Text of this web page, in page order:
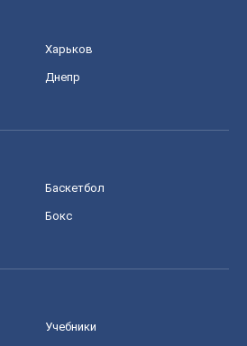
Харьков
Днепр
Баскетбол
Бокс
Учебники